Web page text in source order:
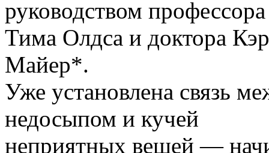
руководством профессора
Тима Олдса и доктора
Майер*.
Уже установлена связь
недосыпом и кучей
неприятных вещей —